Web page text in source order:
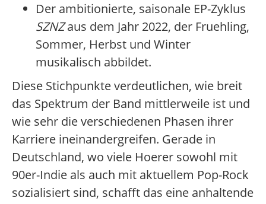
Der ambitionierte, saisonale EP-Zyklus
SZNZaus dem Jahr 2022, der Fruehling,
Sommer, Herbst und Winter
musikalisch abbildet.
Diese Stichpunkte verdeutlichen, wie breit
das Spektrum der Band mittlerweile ist und
wie sehr die verschiedenen Phasen ihrer
Karriere ineinandergreifen. Gerade in
Deutschland, wo viele Hoerer sowohl mit
90er-Indie als auch mit aktuellem Pop-Rock
sozialisiert sind, schafft das eine anhaltende